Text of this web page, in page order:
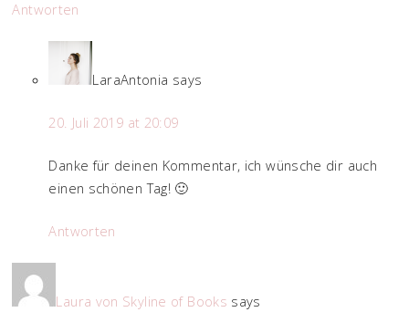
Antworten
LaraAntonia says
20. Juli 2019 at 20:09
Danke für deinen Kommentar, ich wünsche dir auch
einen schönen Tag! 🙂
Antworten
Laura von Skyline of Books says